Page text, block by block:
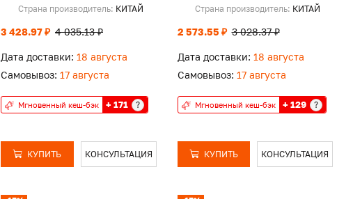
Страна производитель: КИТАЙ
3 428.97 ₽ 4 035.13 ₽
Дата доставки: 18 августа
Самовывоз: 17 августа
Мгновенный кеш-бэк + 171 ?
КУПИТЬ КОНСУЛЬТАЦИЯ
Страна производитель: КИТАЙ
2 573.55 ₽ 3 028.37 ₽
Дата доставки: 18 августа
Самовывоз: 17 августа
Мгновенный кеш-бэк + 129 ?
КУПИТЬ КОНСУЛЬТАЦИЯ